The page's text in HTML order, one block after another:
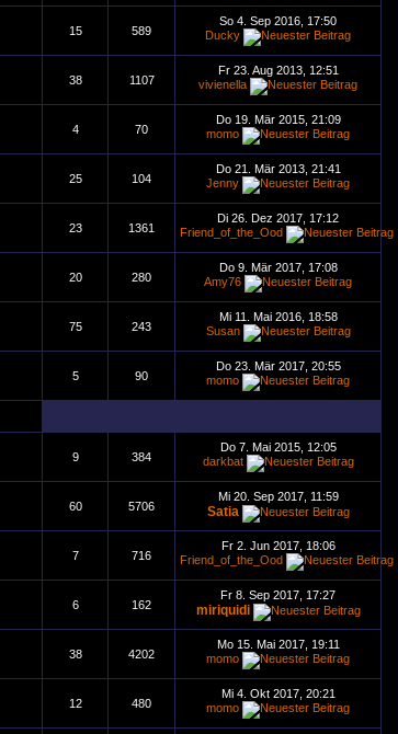
15 589
So 4. Sep 2016, 17:50
Ducky
38 1107
Fr 23. Aug 2013, 12:51
vivienella
4 70
Do 19. Mär 2015, 21:09
momo
25 104
Do 21. Mär 2013, 21:41
Jenny
23 1361
Di 26. Dez 2017, 17:12
Friend_of_the_Ood
20 280
Do 9. Mär 2017, 17:08
Amy76
75 243
Mi 11. Mai 2016, 18:58
Susan
5 90
Do 23. Mär 2017, 20:55
momo
9 384
Do 7. Mai 2015, 12:05
darkbat
60 5706
Mi 20. Sep 2017, 11:59
Satia
7 716
Fr 2. Jun 2017, 18:06
Friend_of_the_Ood
6 162
Fr 8. Sep 2017, 17:27
miriquidi
38 4202
Mo 15. Mai 2017, 19:11
momo
12 480
Mi 4. Okt 2017, 20:21
momo